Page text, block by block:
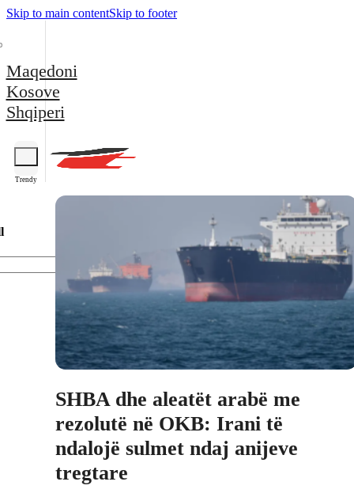
Skip to main contentSkip to footer
Maqedoni
Kosove
Shqiperi
Trendy
SHBA dhe aleatët arabë me
rezolutë në OKB: Irani të
ndalojë sulmet ndaj anijeve
tregtare